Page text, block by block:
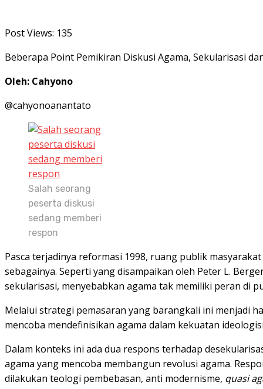
Post Views: 135
Beberapa Point Pemikiran Diskusi Agama, Sekularisasi
Oleh: Cahyono
@cahyonoanantato
Salah seorang
peserta diskusi
sedang memberi
respon
Pasca terjadinya reformasi 1998, ruang publik
sebagainya. Seperti yang disampaikan oleh Peter L.
sekularisasi, menyebabkan agama tak memiliki peran di
Melalui strategi pemasaran yang barangkali ini menjadi
mencoba mendefinisikan agama dalam kekuatan
Dalam konteks ini ada dua respons terhadap
agama yang mencoba membangun revolusi agama.
dilakukan teologi pembebasan, anti modernisme, quasi